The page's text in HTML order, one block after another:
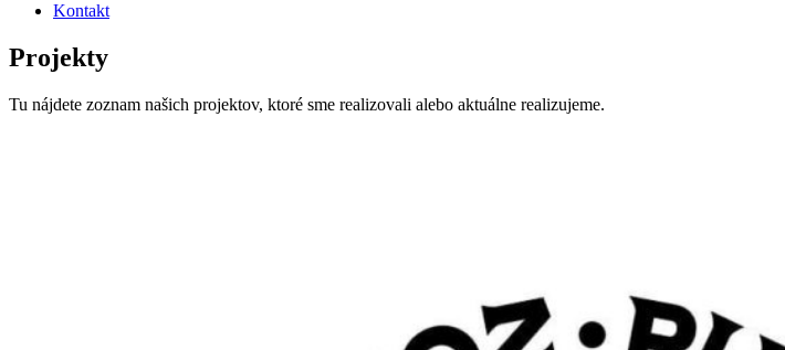
Kontakt
Projekty
Tu nájdete zoznam našich projektov, ktoré sme realizovali alebo aktuálne realizujeme.